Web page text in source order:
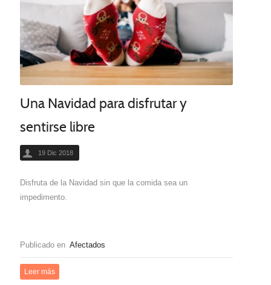
Una Navidad para disfrutar y
sentirse libre
19 Dic 2018
Disfruta de la Navidad sin que la comida sea un
impedimento.
Publicado en Afectados
Leer más